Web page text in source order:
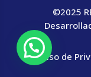
©2025
Aviso de